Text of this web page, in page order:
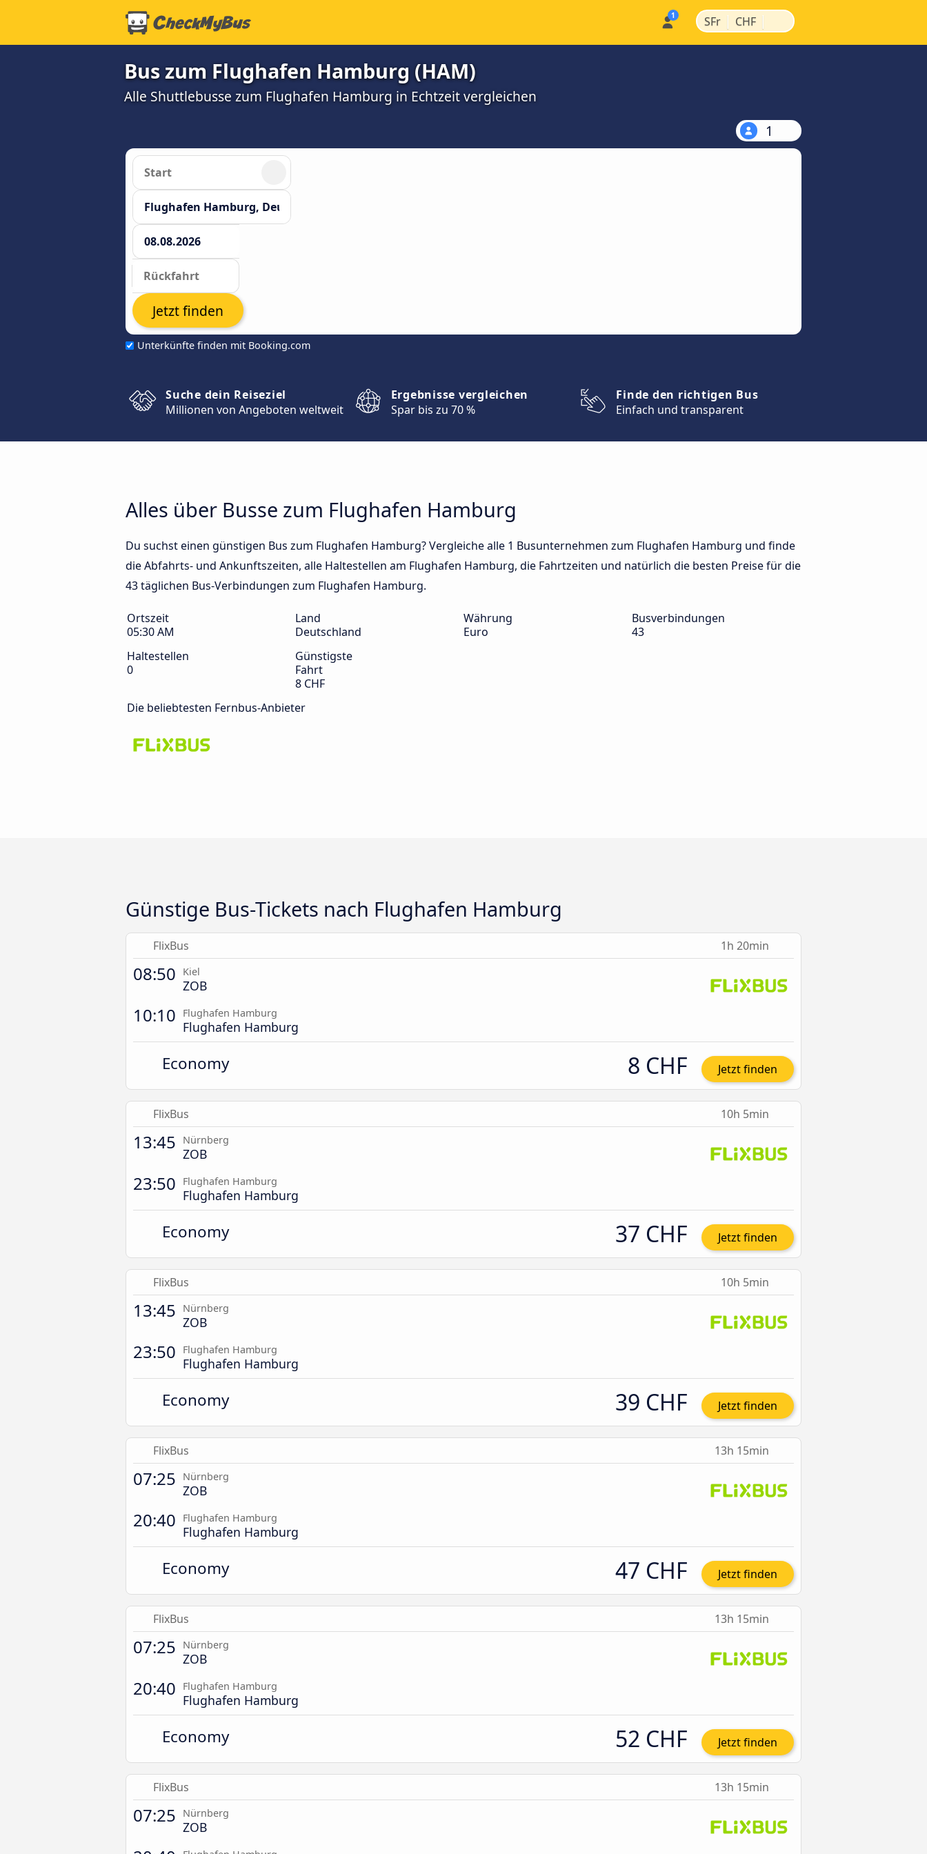
SFr | CHF |
Bus zum Flughafen Hamburg (HAM)
Alle Shuttlebusse zum Flughafen Hamburg in Echtzeit vergleichen
1
Unterkünfte finden mit Booking.com
Jetzt finden
Suche dein Reiseziel
Millionen von Angeboten weltweit
Ergebnisse vergleichen
Spar bis zu 70 %
Finde den richtigen Bus
Einfach und transparent
Alles über Busse zum Flughafen Hamburg
Du suchst einen günstigen Bus zum Flughafen Hamburg? Vergleiche alle 1 Busunternehmen zum Flughafen Hamburg und finde
die Abfahrts- und Ankunftszeiten, alle Haltestellen am Flughafen Hamburg, die Fahrtzeiten und natürlich die besten Preise für die
43 täglichen Bus-Verbindungen zum Flughafen Hamburg.
Ortszeit
05:30 AM
Land
Deutschland
Währung
Euro
Busverbindungen
43
Haltestellen
0
Günstigste
Fahrt
8 CHF
Die beliebtesten Fernbus-Anbieter
Günstige Bus-Tickets nach Flughafen Hamburg
FlixBus 1h 20min
08:50 Kiel
ZOB
10:10 Flughafen Hamburg
Flughafen Hamburg
Economy 8 CHF Jetzt finden
FlixBus 10h 5min
13:45 Nürnberg
ZOB
23:50 Flughafen Hamburg
Flughafen Hamburg
Economy 37 CHF Jetzt finden
FlixBus 10h 5min
13:45 Nürnberg
ZOB
23:50 Flughafen Hamburg
Flughafen Hamburg
Economy 39 CHF Jetzt finden
FlixBus 13h 15min
07:25 Nürnberg
ZOB
20:40 Flughafen Hamburg
Flughafen Hamburg
Economy 47 CHF Jetzt finden
FlixBus 13h 15min
07:25 Nürnberg
ZOB
20:40 Flughafen Hamburg
Flughafen Hamburg
Economy 52 CHF Jetzt finden
FlixBus 13h 15min
07:25 Nürnberg
ZOB